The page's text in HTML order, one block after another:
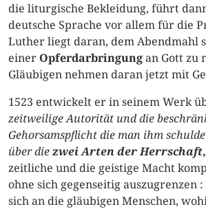
die liturgische Bekleidung, führt
deutsche Sprache vor allem für die
Luther liegt daran, dem Abendmahl
einer Opferdarbringungan Gott zu
Gläubigen nehmen daran jetzt mit
1523 entwickelt er in seinem Werk
zeitweilige Autorität und die
Gehorsamspflicht die man ihm
über diezwei Arten der Herrschaft,
zeitliche und die geistige Macht
ohne sich gegenseitig auszugrenzen
sich an die gläubigen Menschen,